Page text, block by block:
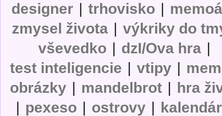
designer | trhovisko |
zmysel života | výkriky do
vševedko | dzI/Ova hra |
test inteligencie | vtipy |
obrázky | mandelbrot | hra
| pexeso | ostrovy | kalendár